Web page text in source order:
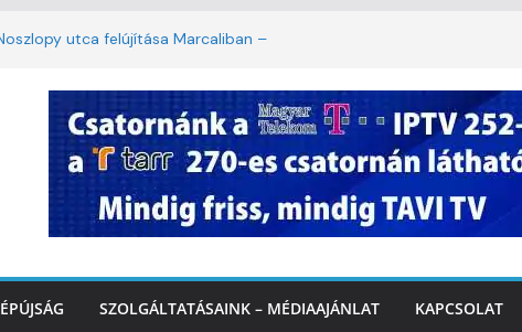
utca felújítása Marcaliban –
lakossági felháborodást váltott ki a
Marcaliban – VIDEÓ
a Balatonnál – az első félidő végén
SZOLGÁLTATÁSAINK – MÉDIAAJÁNLAT KAPCSOLAT